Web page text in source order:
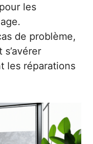
les
de problème,
les réparations